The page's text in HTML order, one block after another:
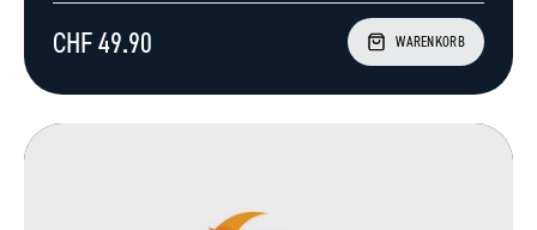
CHF 49.90 WARENKORB